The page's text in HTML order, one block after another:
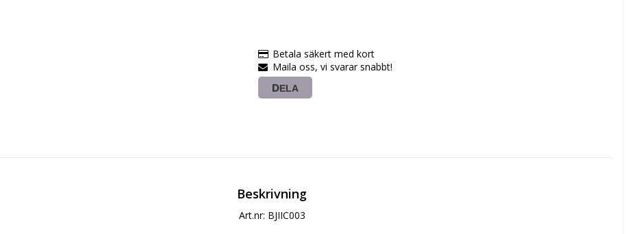
Betala säkert med kort
Maila oss, vi svarar snabbt!
DELA
Beskrivning
Art.nr: BJIIC003